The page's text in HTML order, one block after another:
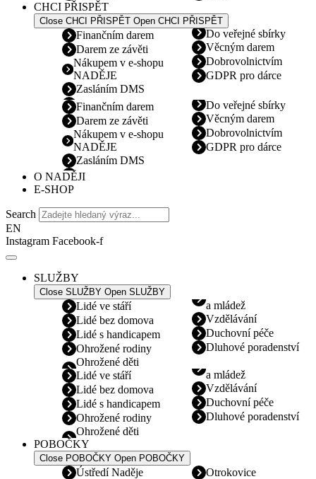
CHCI PŘISPĚT
Close CHCI PŘISPĚT Open CHCI PŘISPĚT
Finančním darem
Darem ze závěti
Nákupem v e-shopu
NADĚJE
Zasláním DMS
Do veřejné sbírky
Věcným darem
Dobrovolnictvím
GDPR pro dárce
Finančním darem
Darem ze závěti
Nákupem v e-shopu
NADĚJE
Zasláním DMS
Do veřejné sbírky
Věcným darem
Dobrovolnictvím
GDPR pro dárce
O NADĚJI
E-SHOP
Search
EN
Instagram Facebook-f
SLUŽBY
Close SLUŽBY Open SLUŽBY
Lidé ve stáří
Lidé bez domova
Lidé s handicapem
Ohrožené rodiny
Ohrožené děti
a mládež
Vzdělávání
Duchovní péče
Dluhové poradenství
Lidé ve stáří
Lidé bez domova
Lidé s handicapem
Ohrožené rodiny
Ohrožené děti
a mládež
Vzdělávání
Duchovní péče
Dluhové poradenství
POBOČKY
Close POBOČKY Open POBOČKY
Ústředí Naděje
Otrokovice